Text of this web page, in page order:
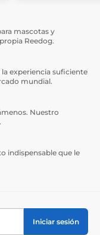
mascotas y
Reedog.
experiencia suficiente
mundial.
Nuestro
indispensable que le
Iniciar sesión